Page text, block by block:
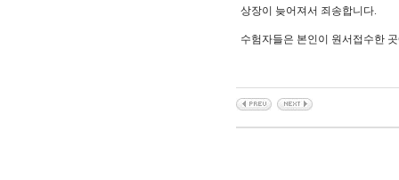
상장이 늦어져서 죄송합니다.
수험자들은 본인이 원서접수한